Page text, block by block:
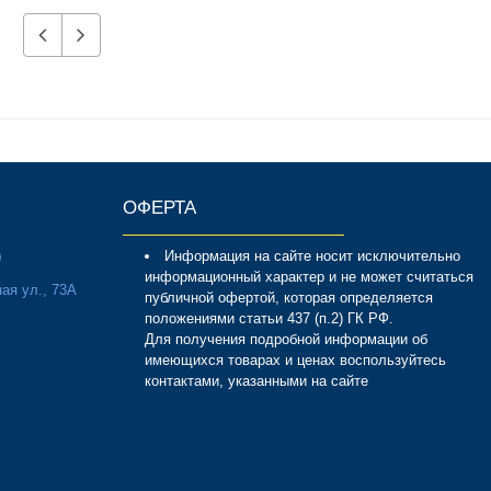
ул., 73А
ОФЕРТА
Информация на сайте носит исключительно
информационный характер и не может считаться
публичной офертой, которая определяется
положениями статьи 437 (п.2) ГК РФ.
Для получения подробной информации об
имеющихся товарах и ценах воспользуйтесь
контактами, указанными на сайте